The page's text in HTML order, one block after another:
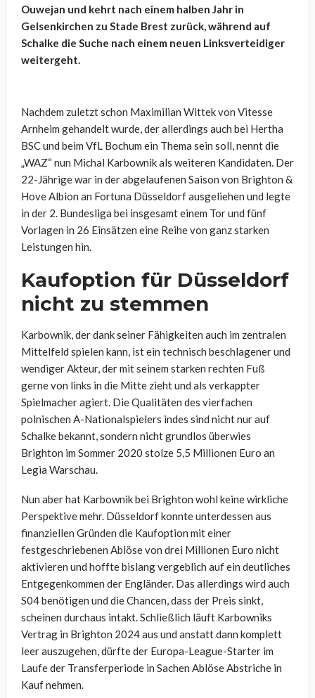
Ouwejan und kehrt nach einem halben Jahr in
Gelsenkirchen zu Stade Brest zurück, während auf
Schalke die Suche nach einem neuen Linksverteidiger
weitergeht.
Nachdem zuletzt schon Maximilian Wittek von Vitesse
Arnheim gehandelt wurde, der allerdings auch bei Hertha
BSC und beim VfL Bochum ein Thema sein soll, nennt die
„WAZ“ nun Michal Karbownik als weiteren Kandidaten. Der
22-Jährige war in der abgelaufenen Saison von Brighton &
Hove Albion an Fortuna Düsseldorf ausgeliehen und legte
in der 2. Bundesliga bei insgesamt einem Tor und fünf
Vorlagen in 26 Einsätzen eine Reihe von ganz starken
Leistungen hin.
Kaufoption für Düsseldorf
nicht zu stemmen
Karbownik, der dank seiner Fähigkeiten auch im zentralen
Mittelfeld spielen kann, ist ein technisch beschlagener und
wendiger Akteur, der mit seinem starken rechten Fuß
gerne von links in die Mitte zieht und als verkappter
Spielmacher agiert. Die Qualitäten des vierfachen
polnischen A-Nationalspielers indes sind nicht nur auf
Schalke bekannt, sondern nicht grundlos überwies
Brighton im Sommer 2020 stolze 5,5 Millionen Euro an
Legia Warschau.
Nun aber hat Karbownik bei Brighton wohl keine wirkliche
Perspektive mehr. Düsseldorf konnte unterdessen aus
finanziellen Gründen die Kaufoption mit einer
festgeschriebenen Ablöse von drei Millionen Euro nicht
aktivieren und hoffte bislang vergeblich auf ein deutliches
Entgegenkommen der Engländer. Das allerdings wird auch
S04 benötigen und die Chancen, dass der Preis sinkt,
scheinen durchaus intakt. Schließlich läuft Karbowniks
Vertrag in Brighton 2024 aus und anstatt dann komplett
leer auszugehen, dürfte der Europa-League-Starter im
Laufe der Transferperiode in Sachen Ablöse Abstriche in
Kauf nehmen.